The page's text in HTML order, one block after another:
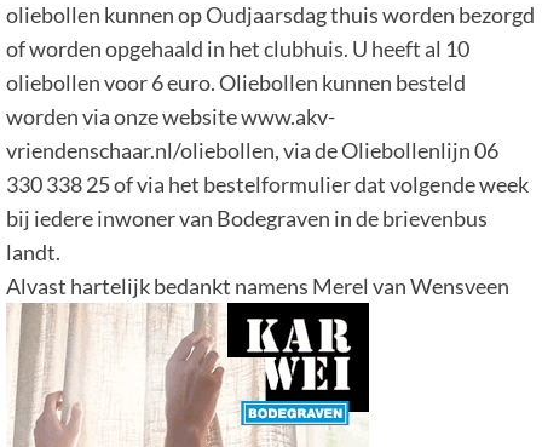
oliebollen kunnen op Oudjaarsdag thuis worden bezorgd
of worden opgehaald in het clubhuis. U heeft al 10
oliebollen voor 6 euro. Oliebollen kunnen besteld
worden via onze website www.akv-
vriendenschaar.nl/oliebollen, via de Oliebollenlijn 06
330 338 25 of via het bestelformulier dat volgende week
bij iedere inwoner van Bodegraven in de brievenbus
landt.
Alvast hartelijk bedankt namens Merel van Wensveen